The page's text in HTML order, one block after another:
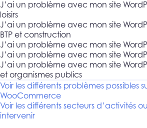
J’ai un problème avec mon site
loisirs
J’ai un problème avec mon site
BTP et construction
J’ai un problème avec mon site
J’ai un problème avec mon site
J’ai un problème avec mon site
et organismes publics
Voir les différents problèmes possibles
WooCommerce
Voir les différents secteurs d’activités
intervenir